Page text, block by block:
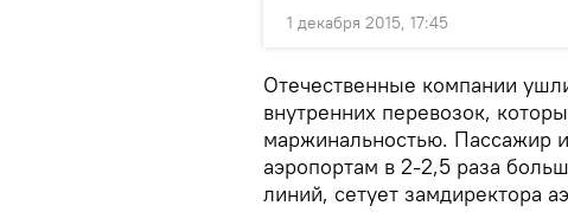
1 декабря 2015, 17:45
Отечественные компании
внутренних перевозок,
маржинальностью. Пассажир
аэропортам в 2-2,5 раза
линий, сетует замдиректора